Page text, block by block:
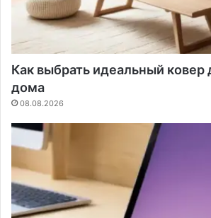
Как выбрать идеальный ковер
дома
08.08.2026